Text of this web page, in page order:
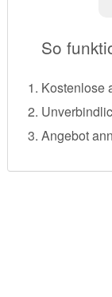
So
Kostenlose
Angebot